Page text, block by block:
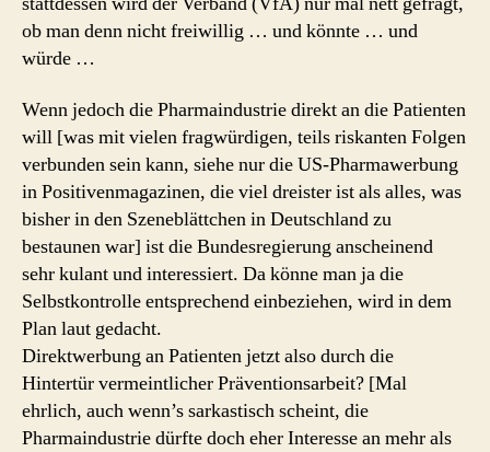
ob man denn nicht freiwillig … und könnte … und
würde …
Wenn jedoch die Pharmaindustrie direkt an die Patienten
will [was mit vielen fragwürdigen, teils riskanten Folgen
verbunden sein kann, siehe nur die US-Pharmawerbung
in Positivenmagazinen, die viel dreister ist als alles, was
bisher in den Szeneblättchen in Deutschland zu
bestaunen war] ist die Bundesregierung anscheinend
sehr kulant und interessiert. Da könne man ja die
Selbstkontrolle entsprechend einbeziehen, wird in dem
Plan laut gedacht.
Direktwerbung an Patienten jetzt also durch die
Hintertür vermeintlicher Präventionsarbeit? [Mal
ehrlich, auch wenn’s sarkastisch scheint, die
Pharmaindustrie dürfte doch eher Interesse an mehr als